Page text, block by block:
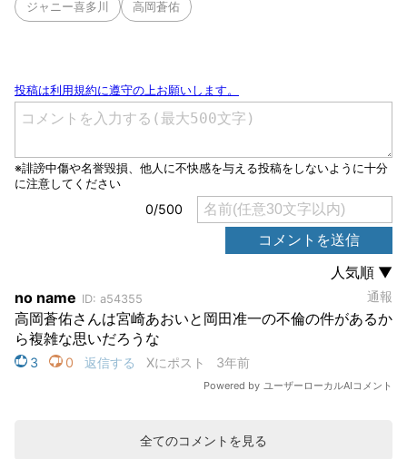
ジャニー喜多川 高岡蒼佑
全てのコメントを見る